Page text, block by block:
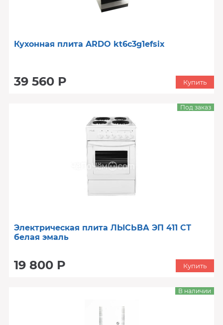
Кухонная плита ARDO kt6c3g1efsix
39 560 Р Купить
Электрическая плита ЛЫСЬВА ЭП 411 СТ
белая эмаль
19 800 Р
Под заказ
Купить
В наличии